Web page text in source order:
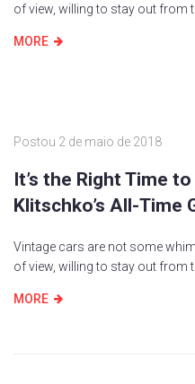
of view, willing to stay out from
MORE
Postou 2 de maio de 2018
It’s the Right Time
Klitschko’s All-Time
Vintage cars are not some
of view, willing to stay out from
MORE